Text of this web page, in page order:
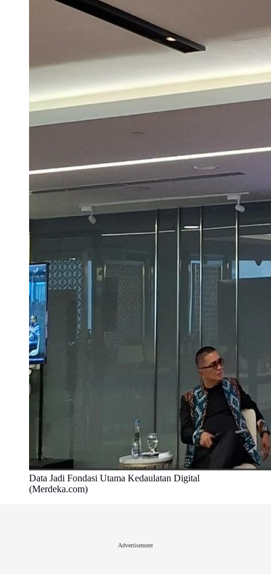
Data Jadi Fondasi Utama Kedaulatan Digital
(Merdeka.com)
Advertisement